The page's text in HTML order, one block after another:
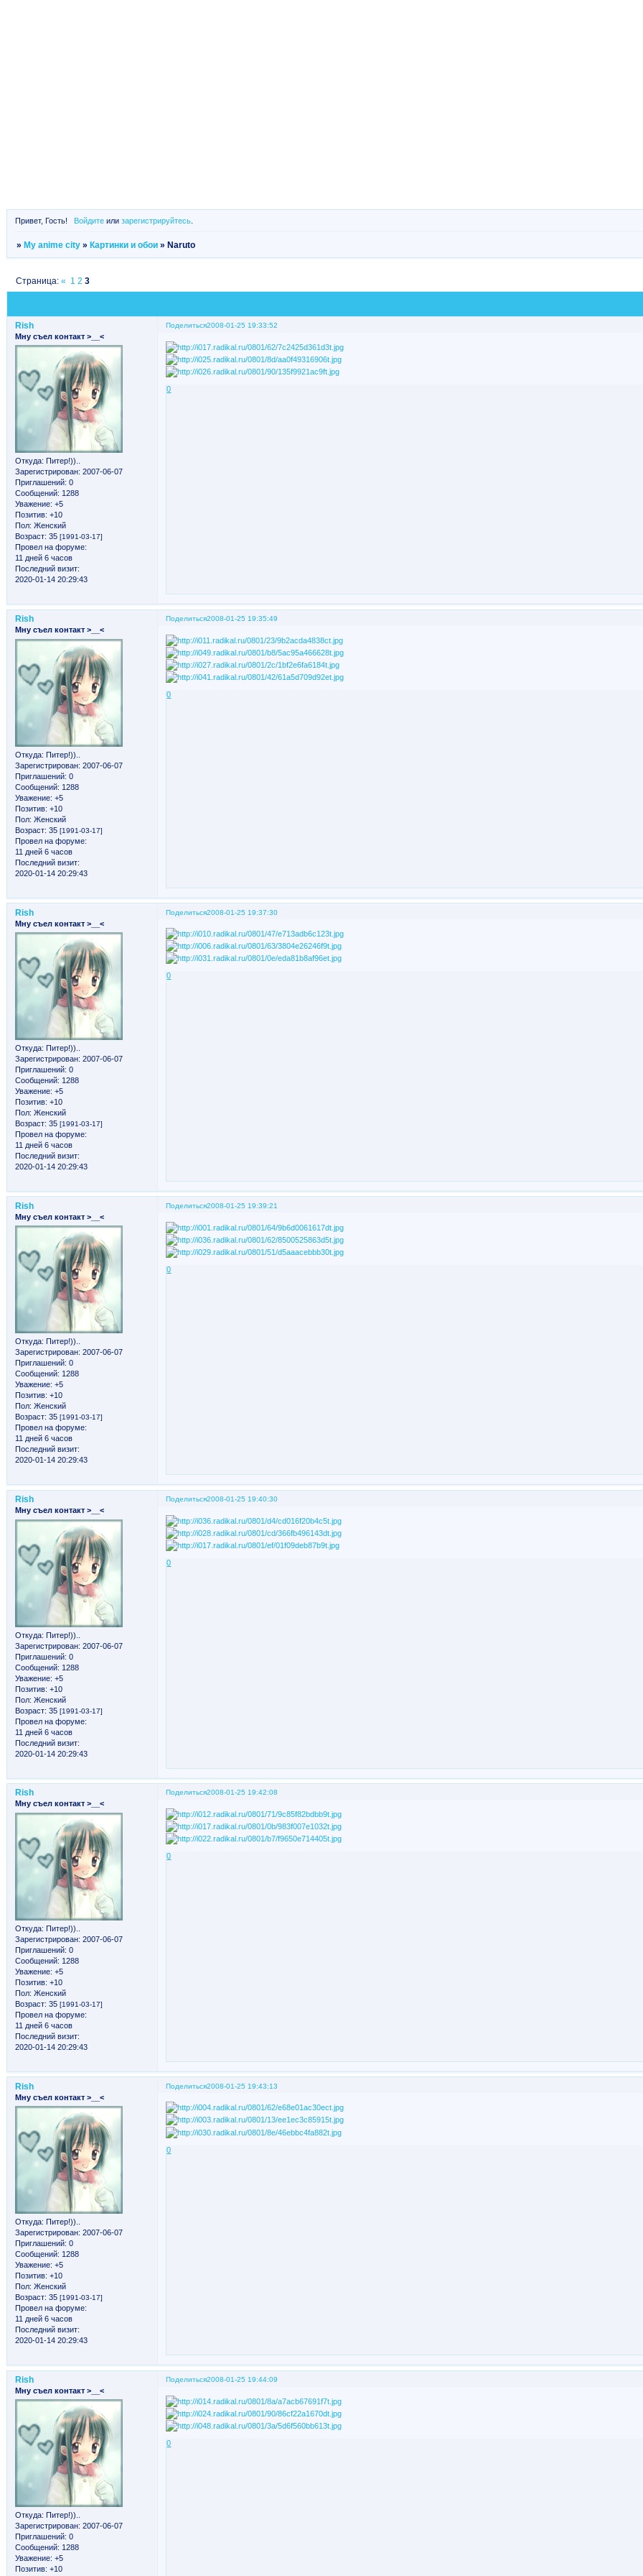
Привет, Гость! Войдитеили зарегистрируйтесь.
» My anime city » Картинки и обои » Naruto
Страница: « 1 2 3
Поделиться2008-01-25 19:33:52
Rish
Мну съел контакт >__<
Откуда: Питер!))..
Зарегистрирован: 2007-06-07
Приглашений: 0
Сообщений: 1288
Уважение: +5
Позитив: +10
Пол: Женский
Возраст: 35[1991-03-17]
Провел на форуме:
11 дней 6 часов
Последний визит:
2020-01-14 20:29:43
0
Поделиться2008-01-25 19:35:49
Rish
Мну съел контакт >__<
Откуда: Питер!))..
Зарегистрирован: 2007-06-07
Приглашений: 0
Сообщений: 1288
Уважение: +5
Позитив: +10
Пол: Женский
Возраст: 35[1991-03-17]
Провел на форуме:
11 дней 6 часов
Последний визит:
2020-01-14 20:29:43
0
Поделиться2008-01-25 19:37:30
Rish
Мну съел контакт >__<
Откуда: Питер!))..
Зарегистрирован: 2007-06-07
Приглашений: 0
Сообщений: 1288
Уважение: +5
Позитив: +10
Пол: Женский
Возраст: 35[1991-03-17]
Провел на форуме:
11 дней 6 часов
Последний визит:
2020-01-14 20:29:43
0
Поделиться2008-01-25 19:39:21
Rish
Мну съел контакт >__<
Откуда: Питер!))..
Зарегистрирован: 2007-06-07
Приглашений: 0
Сообщений: 1288
Уважение: +5
Позитив: +10
Пол: Женский
Возраст: 35[1991-03-17]
Провел на форуме:
11 дней 6 часов
Последний визит:
2020-01-14 20:29:43
0
Поделиться2008-01-25 19:40:30
Rish
Мну съел контакт >__<
Откуда: Питер!))..
Зарегистрирован: 2007-06-07
Приглашений: 0
Сообщений: 1288
Уважение: +5
Позитив: +10
Пол: Женский
Возраст: 35[1991-03-17]
Провел на форуме:
11 дней 6 часов
Последний визит:
2020-01-14 20:29:43
0
Поделиться2008-01-25 19:42:08
Rish
Мну съел контакт >__<
Откуда: Питер!))..
Зарегистрирован: 2007-06-07
Приглашений: 0
Сообщений: 1288
Уважение: +5
Позитив: +10
Пол: Женский
Возраст: 35[1991-03-17]
Провел на форуме:
11 дней 6 часов
Последний визит:
2020-01-14 20:29:43
0
Поделиться2008-01-25 19:43:13
Rish
Мну съел контакт >__<
Откуда: Питер!))..
Зарегистрирован: 2007-06-07
Приглашений: 0
Сообщений: 1288
Уважение: +5
Позитив: +10
Пол: Женский
Возраст: 35[1991-03-17]
Провел на форуме:
11 дней 6 часов
Последний визит:
2020-01-14 20:29:43
0
Поделиться2008-01-25 19:44:09
Rish
Мну съел контакт >__<
Откуда: Питер!))..
Зарегистрирован: 2007-06-07
Приглашений: 0
Сообщений: 1288
Уважение: +5
Позитив: +10
0